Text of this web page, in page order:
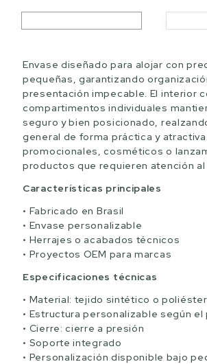
Envase diseñado para alojar con
pequeñas, garantizando
presentación impecable. El interior
compartimentos individuales
seguro y bien posicionado,
general de forma práctica y
promocionales, cosméticos o
productos que requieren atención al
Características principales
Fabricado en Brasil
Envase personalizable
Herrajes o acabados técnicos
Proyectos OEM para marcas
Especificaciones técnicas
Material: tejido sintético o poliéster
Estructura personalizable según el
Cierre: cierre a presión
Soporte integrado
Personalización disponible bajo